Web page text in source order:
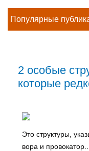
Популярные
2 особые
которые
Это структуры,
вора и провокатор...